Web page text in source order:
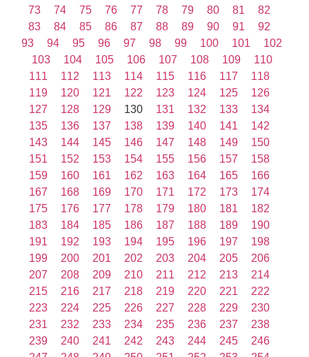
73
74 75 76 77 78 79 80 81
82
83
84 85 86 87 88 89 90 91
92
93
94 95 96 97 98 99 100 101
102
103
104 105 106 107 108 109
110
111
112 113 114 115 116 117
118
119
120 121 122 123 124 125
126
127
128 129 130 131 132 133
134
135
136 137 138 139 140 141
142
143
144 145 146 147 148 149
150
151
152 153 154 155 156 157
158
159
160 161 162 163 164 165
166
167
168 169 170 171 172 173
174
175
176 177 178 179 180 181
182
183
184 185 186 187 188 189
190
191
192 193 194 195 196 197
198
199
200 201 202 203 204 205
206
207
208 209 210 211 212 213
214
215
216 217 218 219 220 221
222
223
224 225 226 227 228 229
230
231
232 233 234 235 236 237
238
239
240 241 242 243 244 245
246